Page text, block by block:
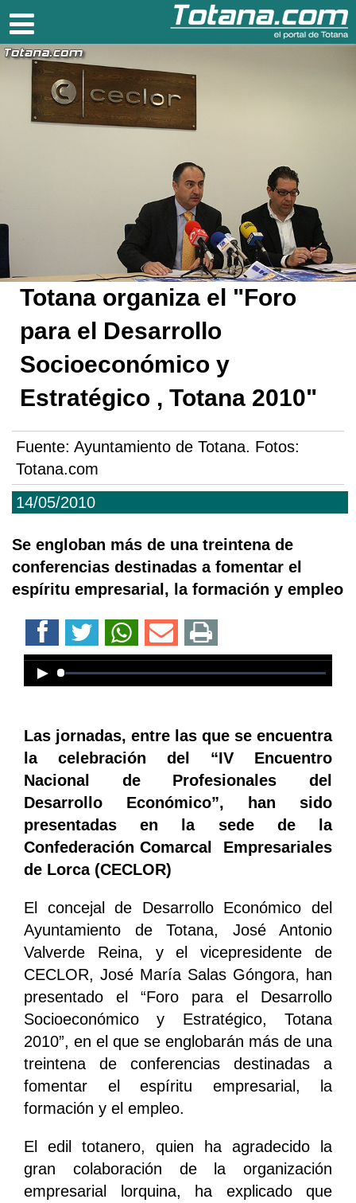
Totana.com
14/05/2010
Totana organiza el "Foro
para el Desarrollo
Socioeconómico y
Estratégico , Totana 2010"
Fuente: Ayuntamiento de Totana. Fotos:
Totana.com
Se engloban más de una treintena de
conferencias destinadas a fomentar el
espíritu empresarial, la formación y empleo
Error loading media: File could not
be played
Las jornadas, entre las que se encuentra
la celebración del “IV Encuentro
Nacional de Profesionales del
Desarrollo Económico”, han sido
presentadas en la sede de la
Confederación Comarcal Empresariales
de Lorca (CECLOR)
El concejal de Desarrollo Económico del
Ayuntamiento de Totana, José Antonio
Valverde Reina, y el vicepresidente de
CECLOR, José María Salas Góngora, han
presentado el “Foro para el Desarrollo
Socioeconómico y Estratégico, Totana
2010”, en el que se englobarán más de una
treintena de conferencias destinadas a
fomentar el espíritu empresarial, la
formación y el empleo.
El edil totanero, quien ha agradecido la
gran colaboración de la organización
empresarial lorquina, ha explicado que